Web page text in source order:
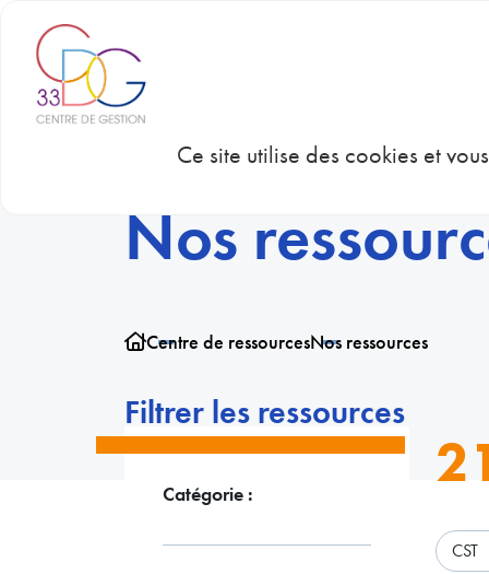
Nos
Centre de ressourcesNos ressources
Filtrer les ressources
Catégorie :
CST
Ce site utilise des cookies et